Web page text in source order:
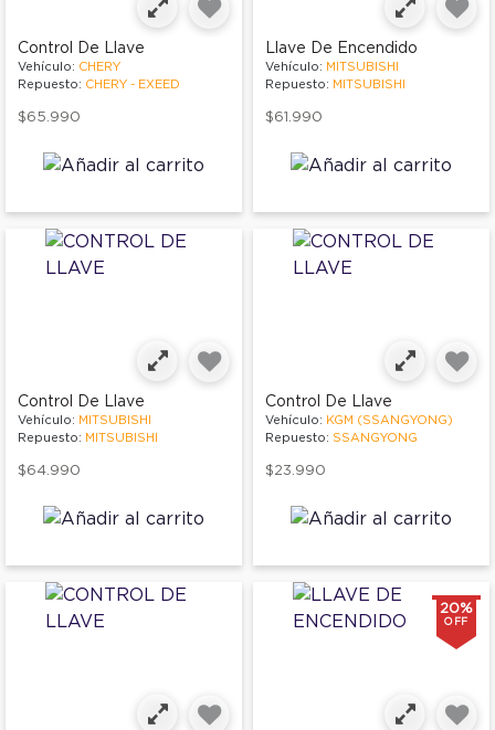
Control De Llave
Vehículo: CHERY
Repuesto: CHERY - EXEED
$65.990
Llave De Encendido
Vehículo: MITSUBISHI
Repuesto: MITSUBISHI
$61.990
Control De Llave
Vehículo: MITSUBISHI
Repuesto: MITSUBISHI
$64.990
Control De Llave
Vehículo: KGM (SSANGYONG)
Repuesto: SSANGYONG
$23.990
20%
OFF